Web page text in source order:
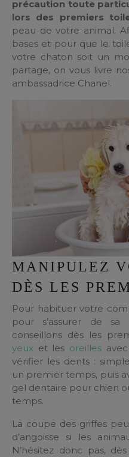
précaution toute
lors des premiers
peau de votre animal.
bases et pour que le
votre chaton soit un
partage, on vous livre
ambassadrice Chanel.
MANIPULEZ
DÈS LES
Pour habituer votre
pour s’assurer de
conseillons dès les
yeux et les oreilles
vérifier les dents :
un premier temps, puis
gel dentaire pour chien
temps.
La coupe des griffes
d’angoisse si les
N’hésitez donc pas,